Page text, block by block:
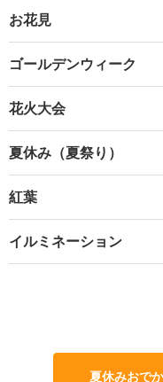
お花見
ゴールデンウィーク
花火大会
夏休み（夏祭り）
紅葉
イルミネーション
夏休みおで